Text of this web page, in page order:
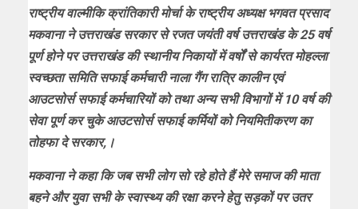
राष्ट्रीय वाल्मीकि क्रांतिकारी मोर्चा के राष्ट्रीय अध्यक्ष भगवत प्रसाद
मकवाना ने उत्तराखंड सरकार से रजत जयंती वर्ष उत्तराखंड के 25 वर्ष
पूर्ण होने पर उत्तराखंड की स्थानीय निकायों में वर्षों से कार्यरत मोहल्ला
स्वच्छता समिति सफाई कर्मचारी नाला गैंग रात्रि कालीन एवं
आउटसोर्स सफाई कर्मचारियों को तथा अन्य सभी विभागों में 10 वर्ष की
सेवा पूर्ण कर चुके आउटसोर्स सफाई कर्मियों को नियमितीकरण का
तोहफा दे सरकार,।
मकवाना ने कहा कि जब सभी लोग सो रहे होते हैं मेरे समाज की माता
बहने और युवा सभी के स्वास्थ्य की रक्षा करने हेतु सड़कों पर उतर